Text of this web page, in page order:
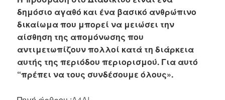
δημόσιο αγαθό και ένα βασικό ανθρώπινο
δικαίωμα που μπορεί να μειώσει την
αίσθηση της απομόνωσης που
αντιμετωπίζουν πολλοί κατά τη διάρκεια
αυτής της περιόδου περιορισμού. Για αυτό
“πρέπει να τους συνδέσουμε όλους».